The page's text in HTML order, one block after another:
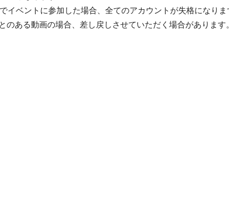
イベントに参加した場合、全てのアカウントが失格になり
のある動画の場合、差し戻しさせていただく場合があります